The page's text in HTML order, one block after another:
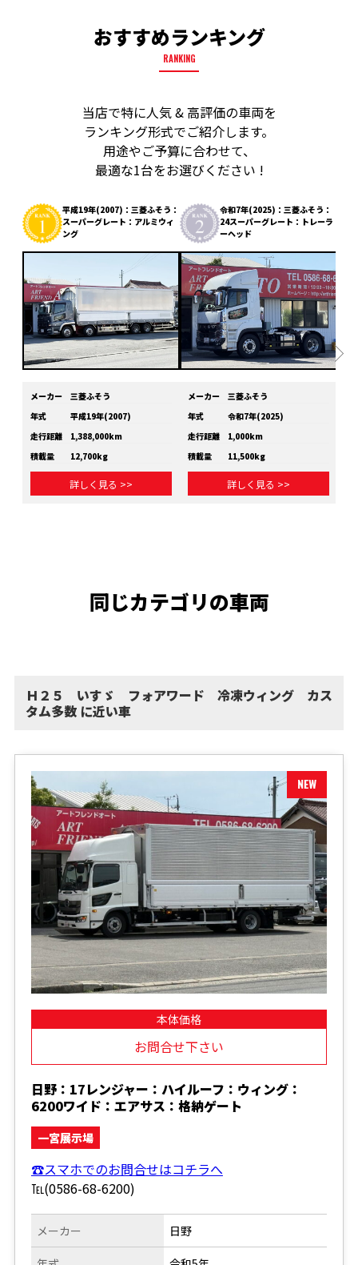
おすすめランキング
RANKING
当店で特に人気 & 高評価の車両を
ランキング形式でご紹介します。
用途やご予算に合わせて、
最適な1台をお選びください !
平成19年(2007)：三菱ふそう：
スーパーグレート：アルミウィ
ング
メーカー
三菱ふそう
年式
平成19年(2007)
走行距離
1,388,000km
積載量
12,700kg
詳しく見る >>
令和7年(2025)：三菱ふそう：
24スーパーグレート：トレーラ
ーヘッド
メーカー
三菱ふそう
年式
令和7年(2025)
走行距離
1,000km
積載量
11,500kg
詳しく見る >>
同じカテゴリの車両
Ｈ２５ いすゞ フォアワード 冷凍ウィング カス
タム多数 に近い車
本体価格
お問合せ下さい
日野：17レンジャー：ハイルーフ：ウィング：
6200ワイド：エアサス：格納ゲート
一宮展示場
☎スマホでのお問合せはコチラへ
℡(0586-68-6200)
メーカー 日野